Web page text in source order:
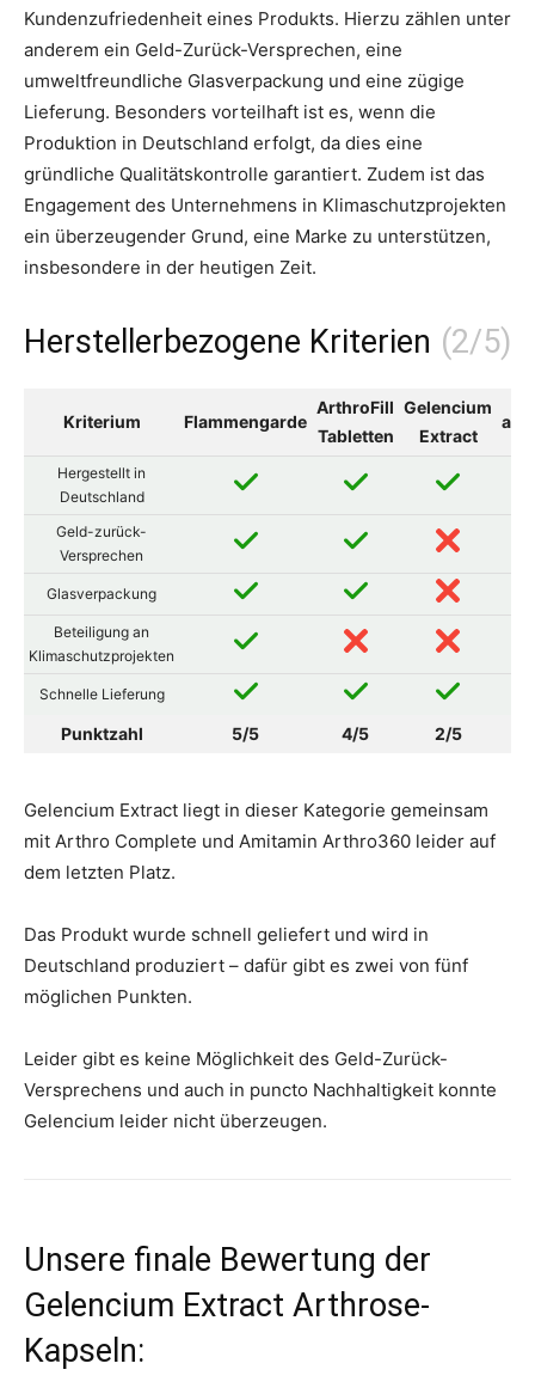
Kundenzufriedenheit eines Produkts. Hierzu zählen unter
anderem ein Geld-Zurück-Versprechen, eine
umweltfreundliche Glasverpackung und eine zügige
Lieferung. Besonders vorteilhaft ist es, wenn die
Produktion in Deutschland erfolgt, da dies eine
gründliche Qualitätskontrolle garantiert. Zudem ist das
Engagement des Unternehmens in Klimaschutzprojekten
ein überzeugender Grund, eine Marke zu unterstützen,
insbesondere in der heutigen Zeit.
Herstellerbezogene Kriterien
Kriterium Flammengarde
ArthroFill
Tabletten
Gelencium
Extract
Hergestellt in
Deutschland
Geld-zurück-
Versprechen
Glasverpackung
Beteiligung an
Klimaschutzprojekten
Schnelle Lieferung
Punktzahl 5/5 4/5 2/5
Gelencium Extract liegt in dieser Kategorie gemeinsam
mit Arthro Complete und Amitamin Arthro360 leider auf
dem letzten Platz.
Das Produkt wurde schnell geliefert und wird in
Deutschland produziert – dafür gibt es zwei von fünf
möglichen Punkten.
Leider gibt es keine Möglichkeit des Geld-Zurück-
Versprechens und auch in puncto Nachhaltigkeit konnte
Gelencium leider nicht überzeugen.
Unsere finale Bewertung der
Gelencium Extract Arthrose-
Kapseln: